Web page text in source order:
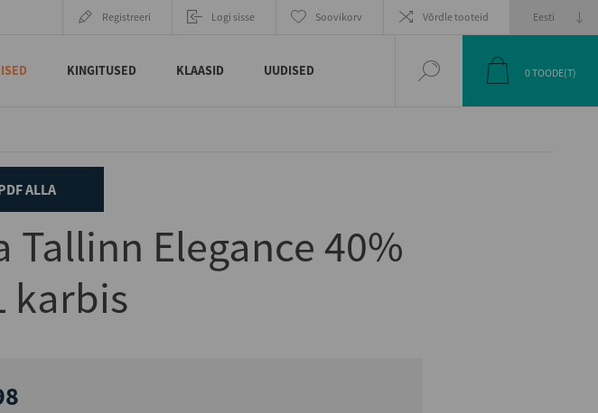
Registreeri Logi sisse Soovikorv Võrdle tooteid
KINGITUSED KLAASID UUDISED 0TOODE(T)
EELMINEJÄRGMINE
ALLA
Tallinn Elegance 40%
karbis